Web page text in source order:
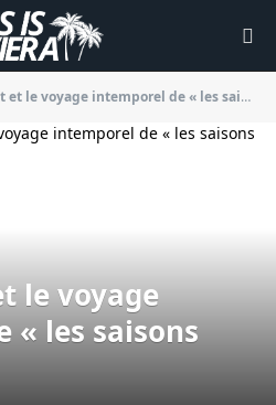
voyage intemporel de « les saisons avec toi »
le voyage
« les saisons